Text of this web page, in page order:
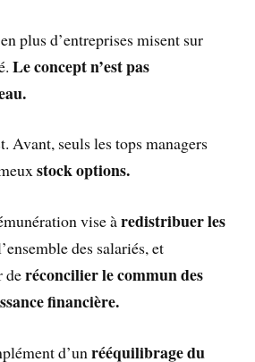
plus d’entreprises misent sur
Le concept n’est pas
Avant, seuls les tops managers
stock options.
vise àredistribuer les
des salariés, et
deréconcilier le commun des
financière.
d’unrééquilibrage du